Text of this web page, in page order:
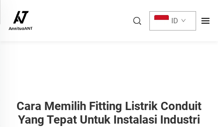
ID
Cara Memilih Fitting Listrik Conduit
Yang Tepat Untuk Instalasi Industri